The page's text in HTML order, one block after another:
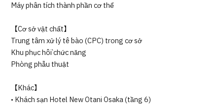
Máy phân tích thành phần cơ thể
【Cơ sở vật chất】
Trung tâm xử lý tế bào (CPC) trong cơ sở
Khu phục hồi chức năng
Phòng phẫu thuật
【Khác】
• Khách sạn Hotel New Otani Osaka (tầng 6)